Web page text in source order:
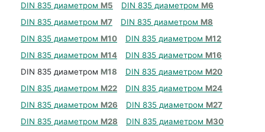
DIN 835 диаметром М5 DIN 835 диаметром М6
DIN 835 диаметром М7 DIN 835 диаметром М8
DIN 835 диаметром М10 DIN 835 диаметром М12
DIN 835 диаметром М14 DIN 835 диаметром М16
DIN 835 диаметром М18 DIN 835 диаметром М20
DIN 835 диаметром М22 DIN 835 диаметром М24
DIN 835 диаметром М26 DIN 835 диаметром М27
DIN 835 диаметром М28 DIN 835 диаметром М30